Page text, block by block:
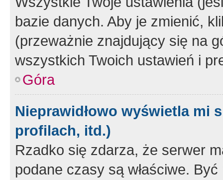
bazie danych. Aby je zmienić,
(przeważnie znajdujący się na
wszystkich Twoich ustawień i
Góra
Nieprawidłowo wyświetla mi
profilach, itd.)
Rzadko się zdarza, że serwer
podane czasy są właściwe.